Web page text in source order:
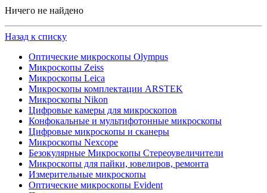
Ничего не найдено
Назад к списку
Оптические микроскопы Olympus
Микроскопы Zeiss
Микроскопы Leica
Микроскопы комплектации ARSTEK
Микроскопы Nikon
Цифровые камеры для микроскопов
Конфокальные и мультифотонные микроскопы
Цифровые микроскопы и сканеры
Микроскопы Nexcope
Безокулярные Микроскопы Стереоувеличители
Микроскопы для пайки, ювелиров, ремонта
Измерительные микроскопы
Оптические микроскопы Evident